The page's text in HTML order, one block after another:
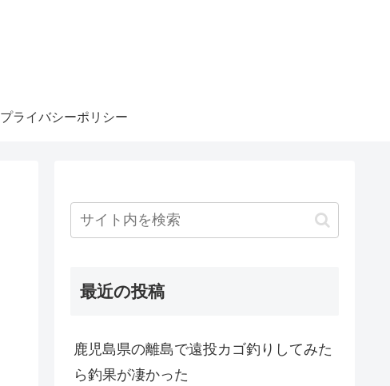
プライバシーポリシー
最近の投稿
鹿児島県の離島で遠投カゴ釣りしてみた
ら釣果が凄かった